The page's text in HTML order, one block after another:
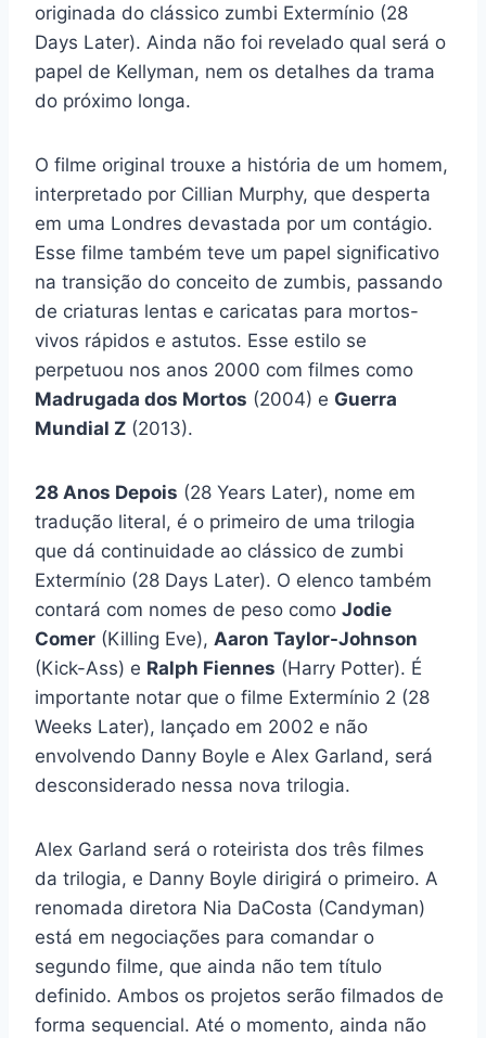
originada do clássico zumbi Extermínio (28
Days Later). Ainda não foi revelado qual será o
papel de Kellyman, nem os detalhes da trama
do próximo longa.
O filme original trouxe a história de um homem,
interpretado por Cillian Murphy, que desperta
em uma Londres devastada por um contágio.
Esse filme também teve um papel significativo
na transição do conceito de zumbis, passando
de criaturas lentas e caricatas para mortos-
vivos rápidos e astutos. Esse estilo se
perpetuou nos anos 2000 com filmes como
Madrugada dos Mortos (2004) e Guerra
Mundial Z (2013).
28 Anos Depois (28 Years Later), nome em
tradução literal, é o primeiro de uma trilogia
que dá continuidade ao clássico de zumbi
Extermínio (28 Days Later). O elenco também
contará com nomes de peso como Jodie
Comer (Killing Eve), Aaron Taylor-Johnson
(Kick-Ass) e Ralph Fiennes (Harry Potter). É
importante notar que o filme Extermínio 2 (28
Weeks Later), lançado em 2002 e não
envolvendo Danny Boyle e Alex Garland, será
desconsiderado nessa nova trilogia.
Alex Garland será o roteirista dos três filmes
da trilogia, e Danny Boyle dirigirá o primeiro. A
renomada diretora Nia DaCosta (Candyman)
está em negociações para comandar o
segundo filme, que ainda não tem título
definido. Ambos os projetos serão filmados de
forma sequencial. Até o momento, ainda não